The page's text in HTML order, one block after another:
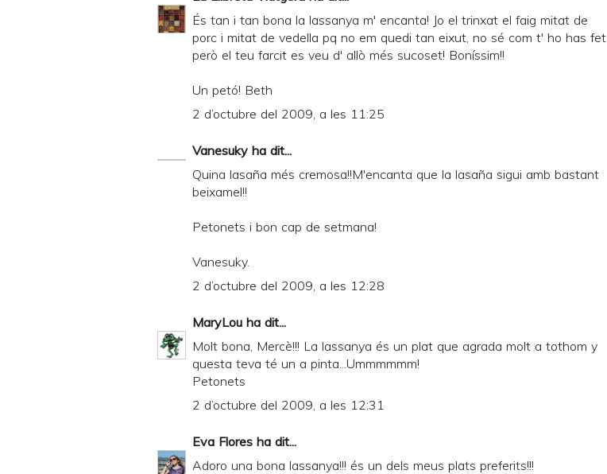
És tan i tan bona la lassanya m' encanta! Jo el trinxat el faig mitat de
porc i mitat de vedella pq no em quedi tan eixut, no sé com t' ho has fet
però el teu farcit es veu d' allò més sucoset! Boníssim!!
Un petó! Beth
2 d’octubre del 2009, a les 11:25
Vanesuky ha dit...
Quina lasaña més cremosa!!M'encanta que la lasaña sigui amb bastant
beixamel!!
Petonets i bon cap de setmana!
Vanesuky.
2 d’octubre del 2009, a les 12:28
MaryLou ha dit...
Molt bona, Mercè!!! La lassanya és un plat que agrada molt a tothom y
questa teva té un a pinta...Ummmmmm!
Petonets
2 d’octubre del 2009, a les 12:31
Eva Flores ha dit...
Adoro una bona lassanya!!! és un dels meus plats preferits!!!